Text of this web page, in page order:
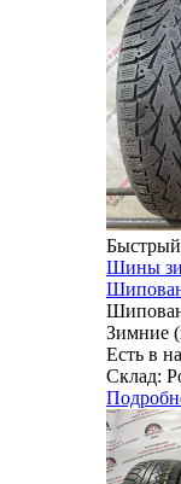
Шины
Зимние
Есть в
Склад: